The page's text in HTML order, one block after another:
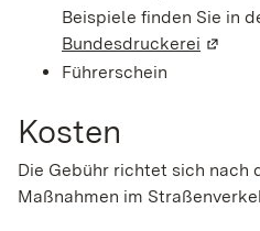
Beispiele finden Sie in
Bundesdruckerei (Wird
Führerschein
Kosten
Die Gebühr richtet sich nach
Maßnahmen im